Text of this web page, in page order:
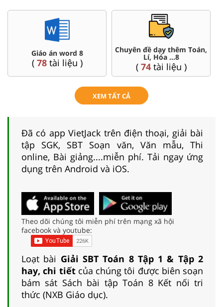
Giáo án word 8
( 78tài liệu )
Chuyên đề dạy thêm Toán,
Lí, Hóa ...8
( 74tài liệu )
XEM TẤT CẢ
Đã có app VietJack trên điện thoại, giải bài
tập SGK, SBT Soạn văn, Văn mẫu, Thi
online, Bài giảng....miễn phí. Tải ngay ứng
dụng trên Android và iOS.
Theo dõi chúng tôi miễn phí trên mạng xã hội
facebook và youtube:
Loạt bài Giải SBT Toán 8 Tập 1 & Tập 2
hay, chi tiếtcủa chúng tôi được biên soạn
bám sát Sách bài tập Toán 8 Kết nối tri
thức (NXB Giáo dục).